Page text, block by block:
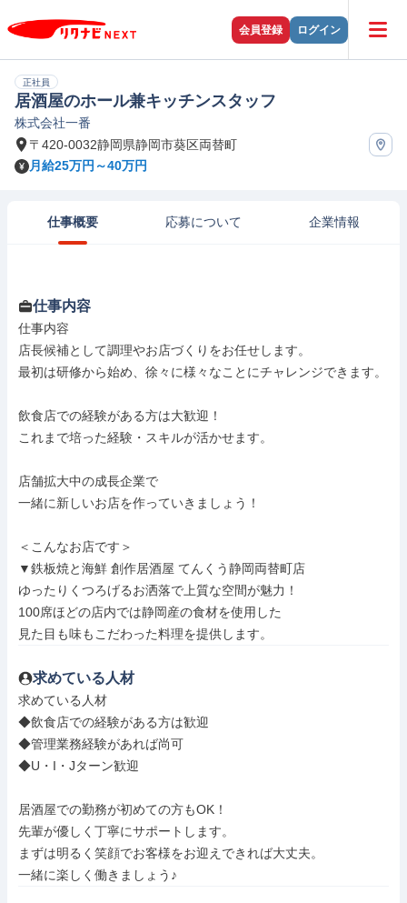
会員登録 ログイン
正社員
居酒屋のホール兼キッチンスタッフ
株式会社一番
〒420-0032静岡県静岡市葵区両替町
月給25万円～40万円
仕事概要 応募について 企業情報
仕事内容
仕事内容
店長候補として調理やお店づくりをお任せします。
最初は研修から始め、徐々に様々なことにチャレンジできます。
飲食店での経験がある方は大歓迎！
これまで培った経験・スキルが活かせます。
店舗拡大中の成長企業で
一緒に新しいお店を作っていきましょう！
＜こんなお店です＞
▼鉄板焼と海鮮 創作居酒屋 てんくう静岡両替町店
ゆったりくつろげるお洒落で上質な空間が魅力！
100席ほどの店内では静岡産の食材を使用した
見た目も味もこだわった料理を提供します。
求めている人材
求めている人材
◆飲食店での経験がある方は歓迎
◆管理業務経験があれば尚可
◆U・I・Jターン歓迎
居酒屋での勤務が初めての方もOK！
先輩が優しく丁寧にサポートします。
まずは明るく笑顔でお客様をお迎えできれば大丈夫。
一緒に楽しく働きましょう♪